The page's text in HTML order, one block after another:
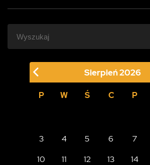
Sierpień2026
P W Ś C P
3
4 5 6 7
10
11 12 13 14